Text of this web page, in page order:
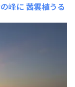
峰に 茜雲植うる